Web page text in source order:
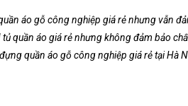
áo gỗ công nghiệp giá rẻ nhưng vẫn
quần áo giá rẻ nhưng không đảm bảo
quần áo gỗ công nghiệp giá rẻ tại Hà